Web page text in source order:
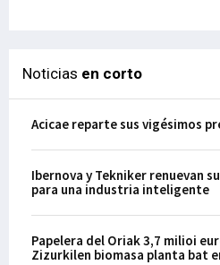
Noticias en corto
Acicae reparte sus vigésimos
Ibernova y Tekniker renuevan
para una industria inteligente
Papelera del Oriak 3,7 milioi
Zizurkilen biomasa planta bat